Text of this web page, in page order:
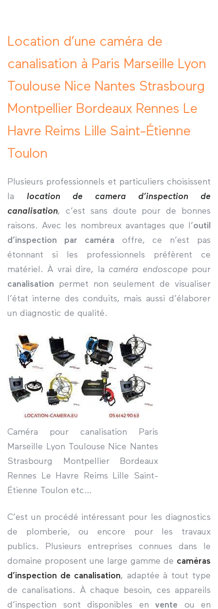
Location d’une caméra de
canalisation à Paris Marseille Lyon
Toulouse Nice Nantes Strasbourg
Montpellier Bordeaux Rennes Le
Havre Reims Lille Saint-Étienne
Toulon
Plusieurs professionnels et particuliers choisissent
la location de camera d’inspection de
canalisation,
c’est sans doute pour de bonnes
raisons. Avec les nombreux avantages que l’outil
d’inspection par caméra offre, ce n’est pas
étonnant si les professionnels préfèrent ce
matériel. À vrai dire, la caméra endoscope pour
canalisation permet non seulement de visualiser
l’état interne des conduits, mais aussi d’élaborer
un diagnostic de qualité.
Caméra pour canalisation Paris
Marseille Lyon Toulouse Nice Nantes
Strasbourg Montpellier Bordeaux
Rennes Le Havre Reims Lille Saint-
Étienne Toulon etc…
C’est un procédé intéressant pour les diagnostics
de plomberie, ou encore pour les travaux
publics. Plusieurs entreprises connues dans le
domaine proposent une large gamme de caméras
d’inspection de canalisation, adaptée à tout type
de canalisations. À chaque besoin, ces appareils
d’inspection sont disponibles en vente ou en